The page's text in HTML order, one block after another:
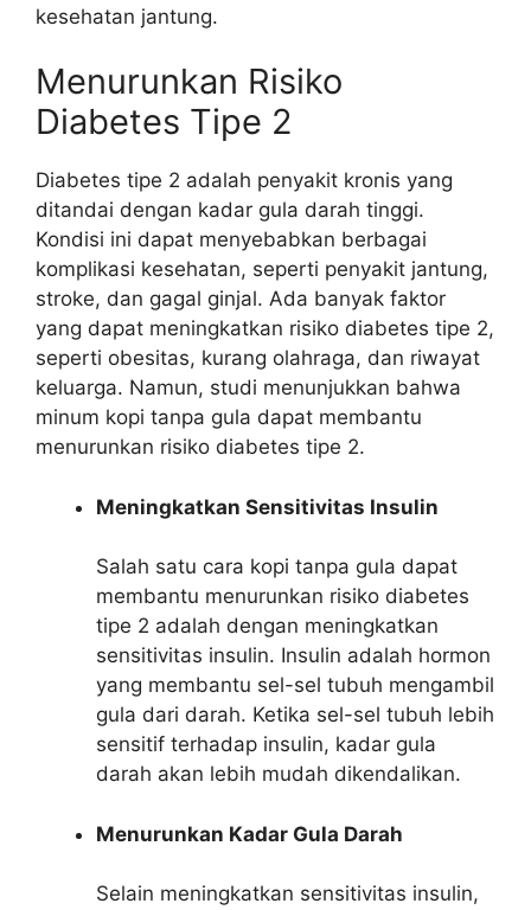
kesehatan jantung.
Menurunkan Risiko
Diabetes Tipe 2
Diabetes tipe 2 adalah penyakit kronis yang
ditandai dengan kadar gula darah tinggi.
Kondisi ini dapat menyebabkan berbagai
komplikasi kesehatan, seperti penyakit jantung,
stroke, dan gagal ginjal. Ada banyak faktor
yang dapat meningkatkan risiko diabetes tipe 2,
seperti obesitas, kurang olahraga, dan riwayat
keluarga. Namun, studi menunjukkan bahwa
minum kopi tanpa gula dapat membantu
menurunkan risiko diabetes tipe 2.
Meningkatkan Sensitivitas Insulin
Salah satu cara kopi tanpa gula dapat
membantu menurunkan risiko diabetes
tipe 2 adalah dengan meningkatkan
sensitivitas insulin. Insulin adalah hormon
yang membantu sel-sel tubuh mengambil
gula dari darah. Ketika sel-sel tubuh lebih
sensitif terhadap insulin, kadar gula
darah akan lebih mudah dikendalikan.
Menurunkan Kadar Gula Darah
Selain meningkatkan sensitivitas insulin,